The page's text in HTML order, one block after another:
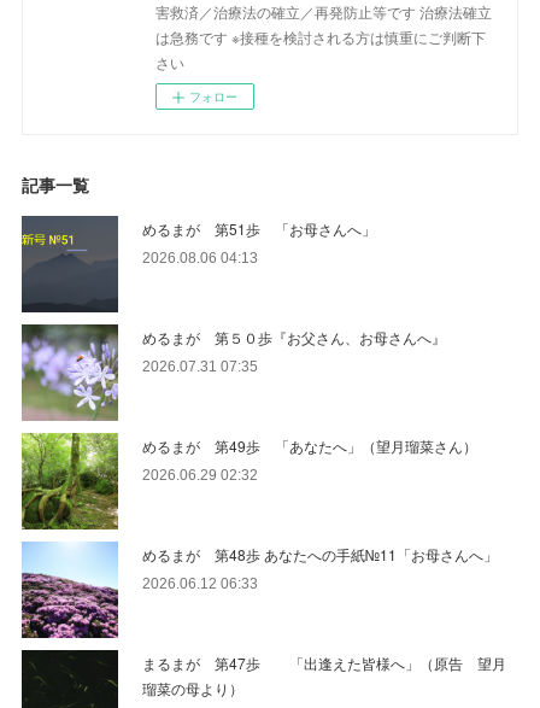
害救済／治療法の確立／再発防止等です 治療法確立
は急務です ※接種を検討される方は慎重にご判断下
さい
フォロー
記事一覧
めるまが 第51歩 「お母さんへ」
2026.08.06 04:13
めるまが 第５０歩『お父さん、お母さんへ』
2026.07.31 07:35
めるまが 第49歩 「あなたへ」（望月瑠菜さん）
2026.06.29 02:32
めるまが 第48歩 あなたへの手紙№11「お母さんへ」
2026.06.12 06:33
まるまが 第47歩 「出逢えた皆様へ」（原告 望月
瑠菜の母より）